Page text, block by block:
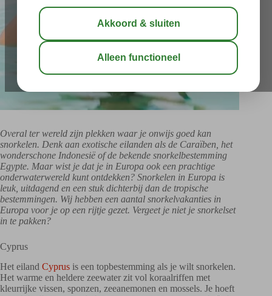
Overal ter wereld zijn plekken waar je onwijs goed kan
snorkelen. Denk aan exotische eilanden als de Caraïben, het
wonderschone Indonesië of de bekende snorkelbestemming
Egypte. Maar wist je dat je in Europa ook een prachtige
onderwaterwereld kunt ontdekken? Snorkelen in Europa is
leuk, uitdagend en een stuk dichterbij dan de tropische
bestemmingen. Wij hebben een aantal snorkelvakanties in
Europa voor je op een rijtje gezet. Vergeet je niet je snorkelset
in te pakken?
Cyprus
Het eiland Cyprus is een topbestemming als je wilt snorkelen.
Het warme en heldere zeewater zit vol koraalriffen met
kleurrijke vissen, sponzen, zeeanemonen en mossels. Je hoeft